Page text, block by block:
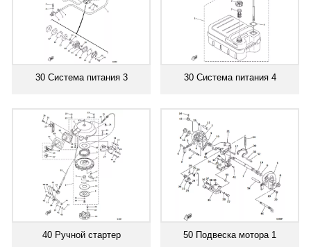
30 Система питания 3 30 Система питания 4
40 Ручной стартер 50 Подвеска мотора 1